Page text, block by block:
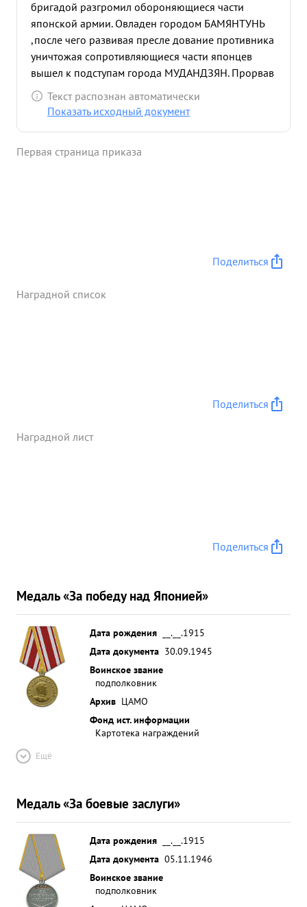
бригадой разгромил обороняющиеся части
японской армии. Овладен городом БАМЯНТУНЬ
,после чего развивая пресле дование противника
уничтожая сопротивляющиеся части японцев
вышел к подступам города МУДАНДЗЯН. Прорвав
организованную оборону противника умело
организовал форсирование реки мудандзян на
подступах к городу МУДАНДЗЯН и за овладение
противника. в проведенных боях показал себя
подразделениями полка. Личным пррмером
Текст распознан автоматически
Показать исходный документ
Первая страница приказа
Поделиться
Наградной список
Поделиться
Наградной лист
Поделиться
Медаль «За победу над Японией»
Дата рождения
__.__.1915
Дата документа 30.09.1945
Воинское звание
подполковник
Архив ЦАМО
Фонд ист. информации
Картотека награждений
Ещё
Медаль «За боевые заслуги»
Дата рождения
__.__.1915
Дата документа 05.11.1946
Воинское звание
подполковник